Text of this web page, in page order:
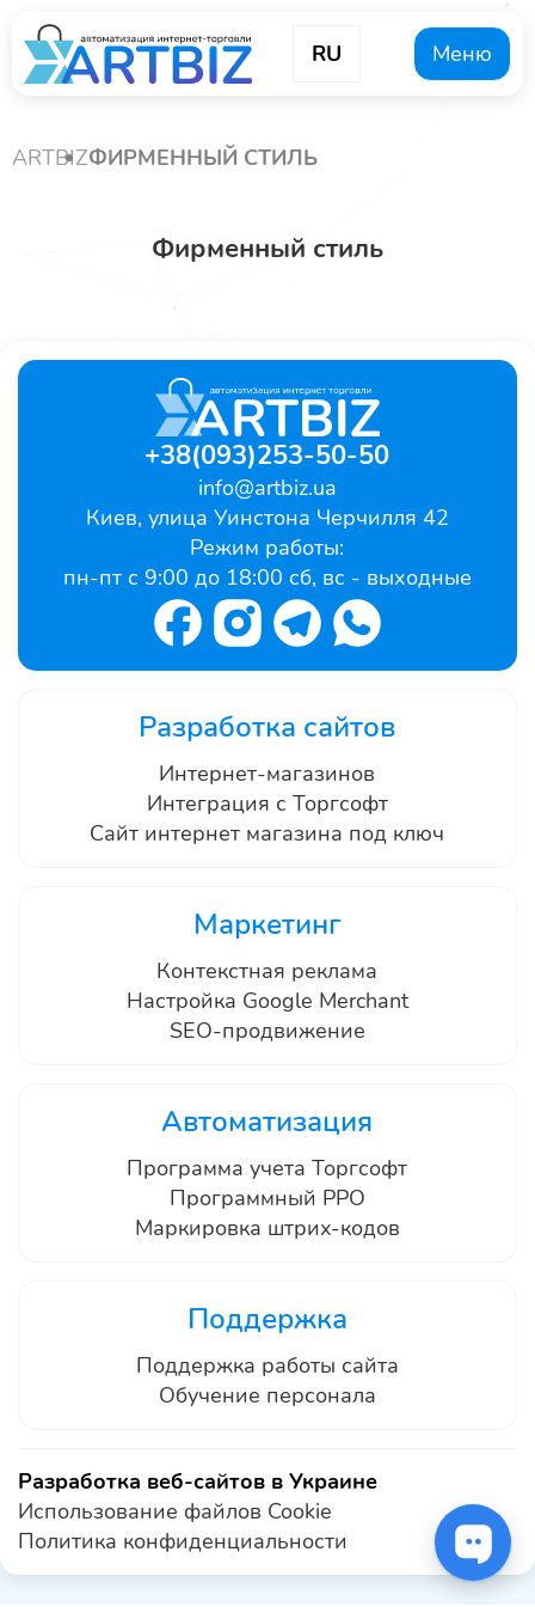
RU Меню
ARTBIZФИРМЕННЫЙ СТИЛЬ
Фирменный стиль
+38(093)253-50-50
info@artbiz.ua
Киев, улица Уинстона Черчилля 42
Режим работы:
пн-пт с 9:00 до 18:00 сб, вс - выходные
Разработка сайтов
Интернет-магазинов
Интеграция с Торгсофт
Сайт интернет магазина под ключ
Маркетинг
Контекстная реклама
Настройка Google Merchant
SEO-продвижение
Автоматизация
Программа учета Торгсофт
Программный РРО
Маркировка штрих-кодов
Поддержка
Поддержка работы сайта
Обучение персонала
Разработка веб-сайтов в Украине
Использование файлов Cookie
Политика конфиденциальности